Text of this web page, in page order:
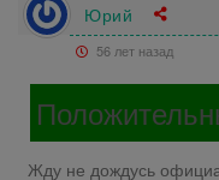
Юрий
56 лет назад
Жду не дождусь